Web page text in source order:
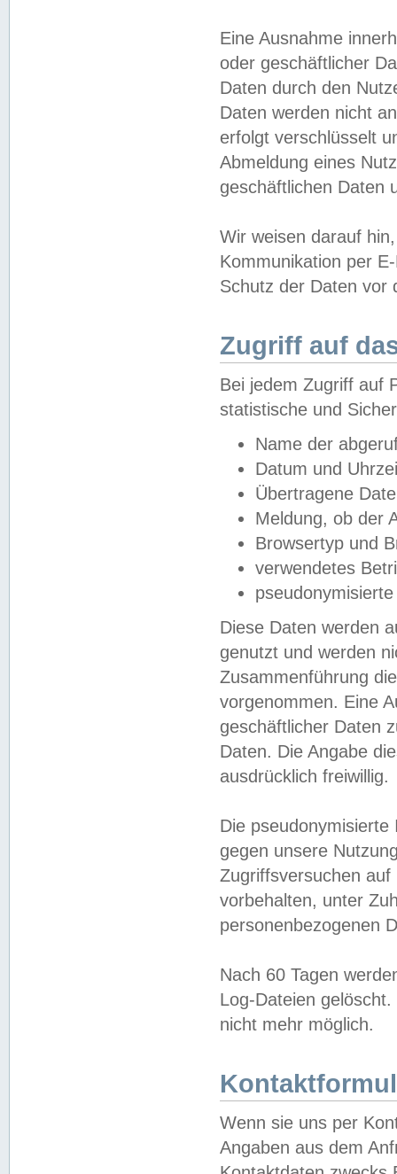
Eine Ausnahme
oder geschäftlicher
Daten durch den
Daten werden nicht
erfolgt verschlüsselt
Abmeldung eines
geschäftlichen Daten
Wir weisen darauf
Kommunikation per
Schutz der Daten vor
Zugriff auf
Bei jedem Zugriff auf
statistische und
Name der
Datum und
Übertragene
Meldung, ob der
Browsertyp und
verwendetes
Diese Daten werden
genutzt und werden
Zusammenführung
vorgenommen. Eine
geschäftlicher Daten
Daten. Die Angabe
ausdrücklich freiwillig.
Die
gegen unsere
Zugriffsversuchen
vorbehalten, unter
personenbezogenen
Nach 60 Tagen
Log-Dateien
nicht mehr möglich.
Wenn sie uns per
Angaben aus dem